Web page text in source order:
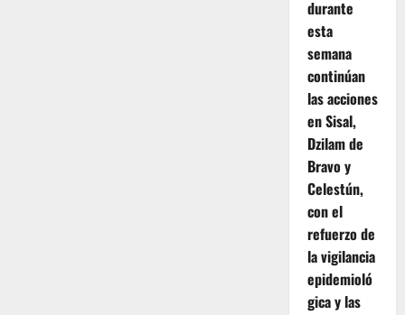
durante
esta
semana
continúan
las acciones
en Sisal,
Dzilam de
Bravo y
Celestún,
con el
refuerzo de
la vigilancia
epidemioló
gica y las